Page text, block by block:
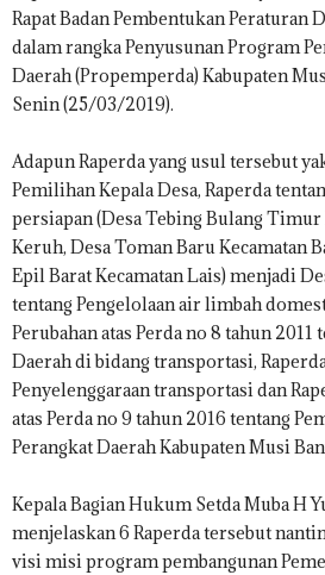
Rapat Badan Pembentukan Peraturan
dalam rangka Penyusunan Program
Daerah (Propemperda) Kabupaten
Senin (25/03/2019).
Adapun Raperda yang usul tersebut
Pemilihan Kepala Desa, Raperda
persiapan (Desa Tebing Bulang Timur
Keruh, Desa Toman Baru Kecamatan
Epil Barat Kecamatan Lais) menjadi
tentang Pengelolaan air limbah
Perubahan atas Perda no 8 tahun 2011
Daerah di bidang transportasi,
Penyelenggaraan transportasi dan
atas Perda no 9 tahun 2016 tentang
Perangkat Daerah Kabupaten Musi
Kepala Bagian Hukum Setda Muba H
menjelaskan 6 Raperda tersebut
visi misi program pembangunan